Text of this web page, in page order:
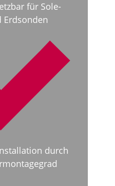
für Sole-
Erdsonden
durch